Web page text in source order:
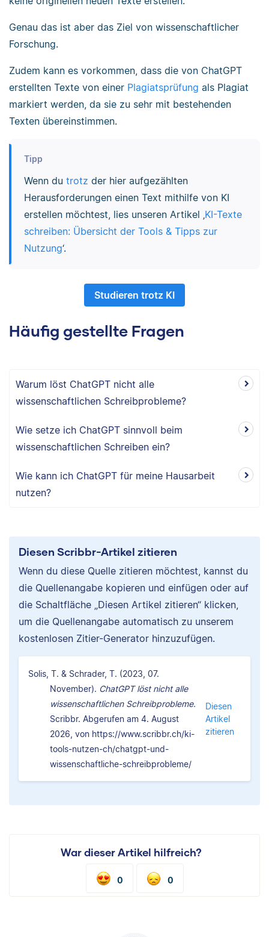
Genau das ist aber das Ziel von wissenschaftlicher
Forschung.
Zudem kann es vorkommen, dass die von ChatGPT
erstellten Texte von einer Plagiatsprüfung als Plagiat
markiert werden, da sie zu sehr mit bestehenden
Texten übereinstimmen.
Tipp
Wenn du trotz der hier aufgezählten
Herausforderungen einen Text mithilfe von KI
erstellen möchtest, lies unseren Artikel ‚KI-Texte
schreiben: Übersicht der Tools & Tipps zur
Nutzung‘.
Studieren trotz KI
Häufig gestellte Fragen
Warum löst ChatGPT nicht alle
wissenschaftlichen Schreibprobleme?
Wie setze ich ChatGPT sinnvoll beim
wissenschaftlichen Schreiben ein?
Wie kann ich ChatGPT für meine Hausarbeit
nutzen?
Diesen Scribbr-Artikel zitieren
Wenn du diese Quelle zitieren möchtest, kannst du
die Quellenangabe kopieren und einfügen oder auf
die Schaltfläche „Diesen Artikel zitieren“ klicken,
um die Quellenangabe automatisch zu unserem
kostenlosen Zitier-Generator hinzuzufügen.
Solis, T. & Schrader, T. (2023, 07.
November). ChatGPT löst nicht alle
wissenschaftlichen Schreibprobleme.
Scribbr. Abgerufen am 4. August
2026, von https://www.scribbr.ch/ki-
tools-nutzen-ch/chatgpt-und-
wissenschaftliche-schreibprobleme/
Diesen
Artikel
zitieren
War dieser Artikel hilfreich?
0 0